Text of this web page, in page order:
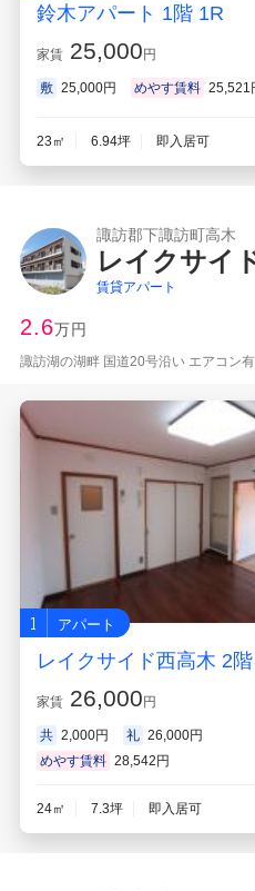
鈴木アパート 1階 1R
家賃 25,000 円
敷 25,000円 めやす賃料 25,521
23㎡ 6.94坪 即入居可
諏訪郡下諏訪町高木
レイクサイ
賃貸アパート
2.6万円
諏訪湖の湖畔 国道20号沿い エアコン
1 アパート
レイクサイド西高木 2
家賃 26,000 円
共 2,000円 礼 26,000円
めやす賃料 28,542円
24㎡ 7.3坪 即入居可